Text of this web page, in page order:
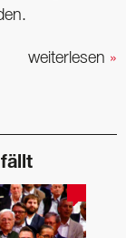
weiterlesen »